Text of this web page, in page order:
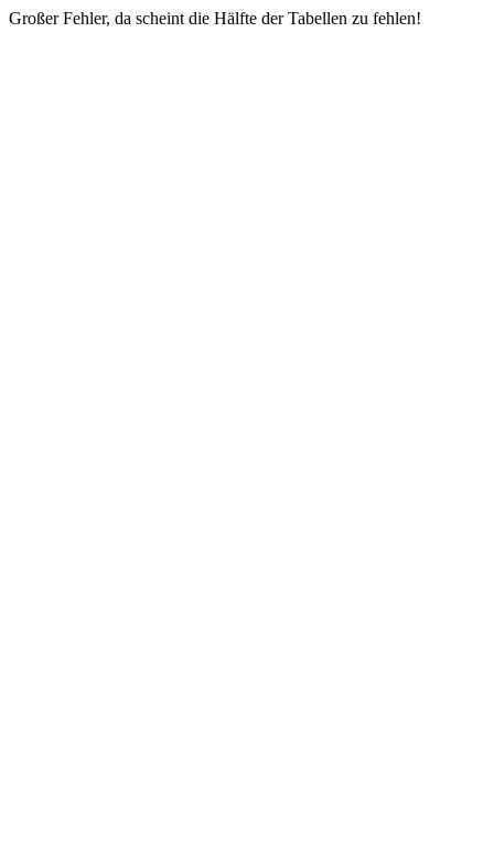
Großer Fehler, da scheint die Hälfte der Tabellen zu fehlen!